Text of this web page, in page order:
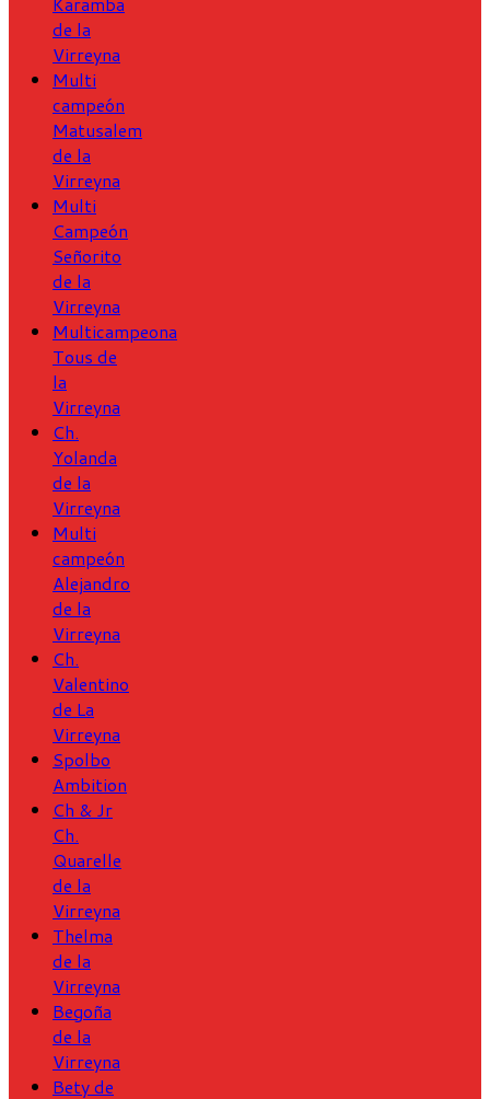
de la
Virreyna
Multi
campeón
Matusalem
de la
Virreyna
Multi
Campeón
Señorito
de la
Virreyna
Multicampeona
Tous de
la
Virreyna
Ch.
Yolanda
de la
Virreyna
Multi
campeón
Alejandro
de la
Virreyna
Ch.
Valentino
de La
Virreyna
Spolbo
Ambition
Ch & Jr
Ch.
Quarelle
de la
Virreyna
Thelma
de la
Virreyna
Begoña
de la
Virreyna
Bety de